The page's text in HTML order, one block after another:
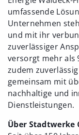
umfassende
Unternehmen
und mit ihr
zuverlässiger
versorgt mehr als
zudem
gemeinsam mit
nachhaltige und
Dienstleistungen.
Über Stadtwerke